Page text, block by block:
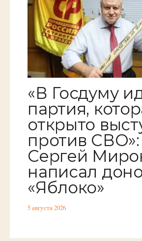
«В Госдуму
партия,
открыто
против СВО»:
Сергей
написал
«Яблоко»
5 августа 2026